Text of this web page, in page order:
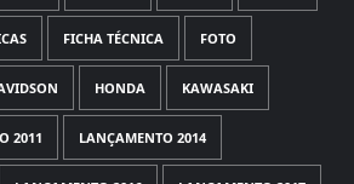
FICHA TÉCNICA FOTO
HONDA KAWASAKI
2011 LANÇAMENTO 2014